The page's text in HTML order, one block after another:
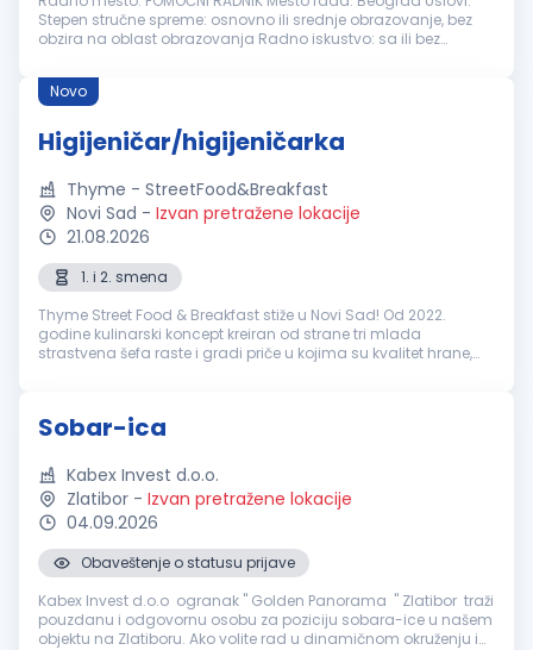
Stepen stručne spreme: osnovno ili srednje obrazovanje, bez
obzira na oblast obrazovanja Radno iskustvo: sa ili bez
kancelarijskog p...
Novo
Higijeničar/higijeničarka
Thyme - StreetFood&Breakfast
Novi Sad - Izvan pretražene lokacije
21.08.2026
1. i 2. smena
Thyme Street Food & Breakfast stiže u Novi Sad! Od 2022.
godine kulinarski koncept kreiran od strane tri mlada
strastvena šefa raste i gradi priče u kojima su kvalitet hrane,
Sobar-ica
Kabex Invest d.o.o.
Zlatibor - Izvan pretražene lokacije
04.09.2026
Obaveštenje o statusu prijave
Kabex Invest d.o.o ogranak " Golden Panorama " Zlatibor traži
pouzdanu i odgovornu osobu za poziciju sobara-ice u našem
objektu na Zlatiboru. Ako volite rad u dinamičnom okruženju i